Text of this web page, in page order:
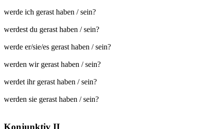
werde ich gerast haben / sein?
werdest du gerast haben / sein?
werde er/sie/es gerast haben / sein?
werden wir gerast haben / sein?
werdet ihr gerast haben / sein?
werden sie gerast haben / sein?
Konjunktiv II